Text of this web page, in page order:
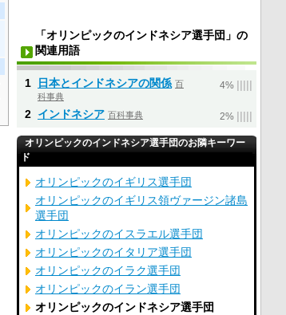
「オリンピックのインドネシア選手団」の
関連用語
1 日本とインドネシアの関係 百
科事典
4%
2 インドネシア 百科事典 2%
オリンピックのインドネシア選手団のお隣キーワー
ド
オリンピックのイギリス選手団
オリンピックのイギリス領ヴァージン諸島
選手団
オリンピックのイスラエル選手団
オリンピックのイタリア選手団
オリンピックのイラク選手団
オリンピックのイラン選手団
オリンピックのインドネシア選手団